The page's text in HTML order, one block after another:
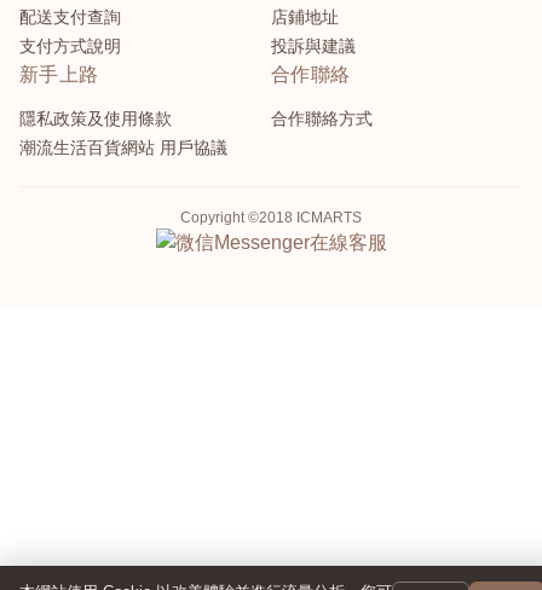
配送支付查詢
支付方式說明
店鋪地址
投訴與建議
新手上路
隱私政策及使用條款
潮流生活百貨網站 用戶協議
合作聯絡
合作聯絡方式
Copyright ©2018 ICMARTS
Messenger在線客服